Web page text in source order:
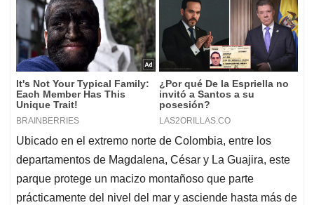
Ubicado en el extremo norte de Colombia, entre los
departamentos de Magdalena, César y La Guajira, este
parque protege un macizo montañoso que parte
prácticamente del nivel del mar y asciende hasta más de